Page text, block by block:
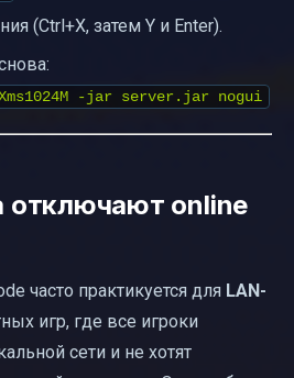
(Ctrl+X, затем Y и Enter).
Xms1024M -jar server.jar nogui
отключают online
часто практикуется для LAN-
игр, где все игроки
сети и не хотят